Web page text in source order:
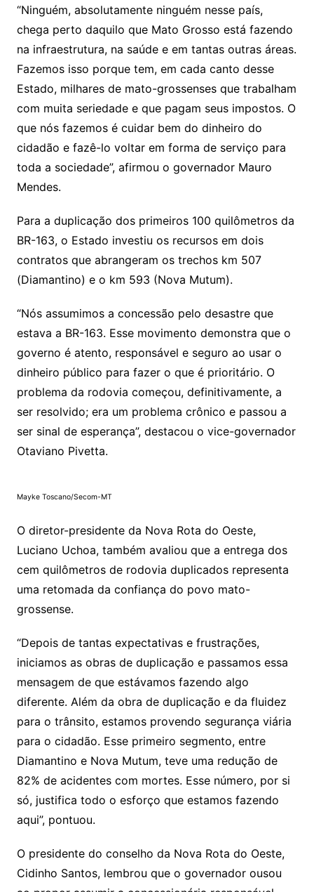
o
m
“Ninguém, absolutamente ninguém nesse país,
chega perto daquilo que Mato Grosso está fazendo
na infraestrutura, na saúde e em tantas outras áreas.
Fazemos isso porque tem, em cada canto desse
Estado, milhares de mato-grossenses que trabalham
com muita seriedade e que pagam seus impostos. O
que nós fazemos é cuidar bem do dinheiro do
cidadão e fazê-lo voltar em forma de serviço para
toda a sociedade”, afirmou o governador Mauro
Mendes.
Para a duplicação dos primeiros 100 quilômetros da
BR-163, o Estado investiu os recursos em dois
contratos que abrangeram os trechos km 507
(Diamantino) e o km 593 (Nova Mutum).
“Nós assumimos a concessão pelo desastre que
estava a BR-163. Esse movimento demonstra que o
governo é atento, responsável e seguro ao usar o
dinheiro público para fazer o que é prioritário. O
problema da rodovia começou, definitivamente, a
ser resolvido; era um problema crônico e passou a
ser sinal de esperança”, destacou o vice-governador
Otaviano Pivetta.
Mayke Toscano/Secom-MT
O diretor-presidente da Nova Rota do Oeste,
Luciano Uchoa, também avaliou que a entrega dos
cem quilômetros de rodovia duplicados representa
uma retomada da confiança do povo mato-
grossense.
“Depois de tantas expectativas e frustrações,
iniciamos as obras de duplicação e passamos essa
mensagem de que estávamos fazendo algo
diferente. Além da obra de duplicação e da fluidez
para o trânsito, estamos provendo segurança viária
para o cidadão. Esse primeiro segmento, entre
Diamantino e Nova Mutum, teve uma redução de
82% de acidentes com mortes. Esse número, por si
só, justifica todo o esforço que estamos fazendo
aqui”, pontuou.
O presidente do conselho da Nova Rota do Oeste,
Cidinho Santos, lembrou que o governador ousou